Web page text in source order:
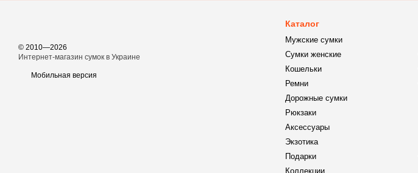
© 2010—2026
Интернет-магазин сумок в Украине
Мобильная версия
Каталог
Мужские сумки
Сумки женские
Кошельки
Ремни
Дорожные сумки
Рюкзаки
Аксессуары
Экзотика
Подарки
Коллекции